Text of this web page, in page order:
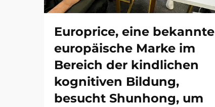
Europrice, eine bekannte
europäische Marke im
Bereich der kindlichen
kognitiven Bildung,
besucht Shunhong, um